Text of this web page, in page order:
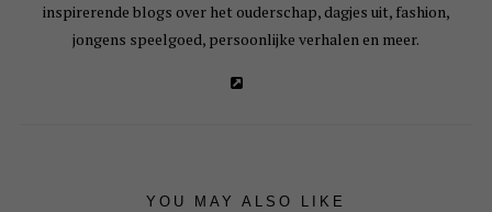
inspirerende blogs over het ouderschap, dagjes uit, fashion,
jongens speelgoed, persoonlijke verhalen en meer.
YOU MAY ALSO LIKE